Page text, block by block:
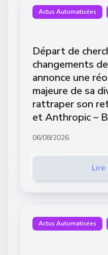
Actus Automatisées
Départ de
changements
annonce une
majeure de sa
rattraper son
et Anthropic –
06/08/2026
Actus Automatisées